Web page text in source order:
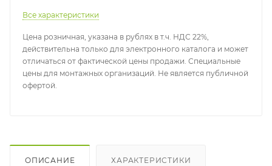
Все характеристики
Цена розничная, указана в рублях в т.ч. НДС 22%,
действительна только для электронного каталога и может
отличаться от фактической цены продажи. Специальные
цены для монтажных организаций. Не является публичной
офертой.
ОПИСАНИЕ ХАРАКТЕРИСТИКИ